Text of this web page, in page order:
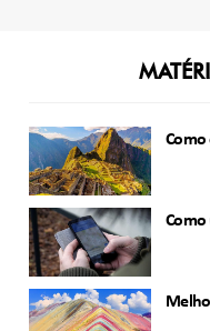
Como